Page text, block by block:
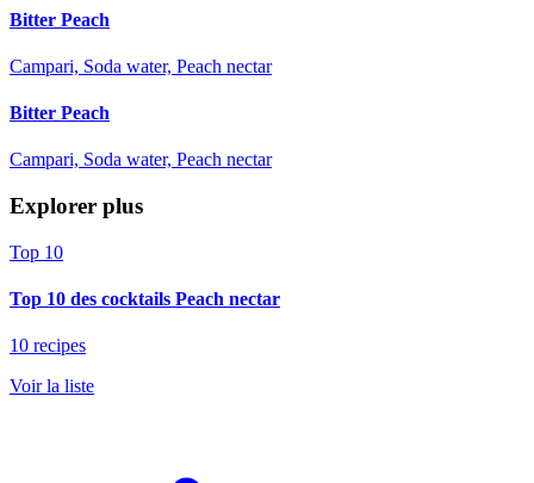
Bitter Peach
Campari, Soda water, Peach nectar
Bitter Peach
Campari, Soda water, Peach nectar
Explorer plus
Top 10
Top 10 des cocktails Peach nectar
10 recipes
Voir la liste